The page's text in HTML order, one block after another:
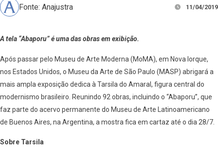
Fonte: Anajustra 11/04/2019
A tela “Abaporu” é uma das obras em exibição.
Após passar pelo Museu de Arte Moderna (MoMA), em Nova Iorque,
nos Estados Unidos, o Museu da Arte de São Paulo (MASP) abrigará a
mais ampla exposição dedica à Tarsila do Amaral, figura central do
modernismo brasileiro. Reunindo 92 obras, incluindo o “Abaporu”, que
faz parte do acervo permanente do Museu de Arte Latinoamericano
de Buenos Aires, na Argentina, a mostra fica em cartaz até o dia 28/7.
Sobre Tarsila